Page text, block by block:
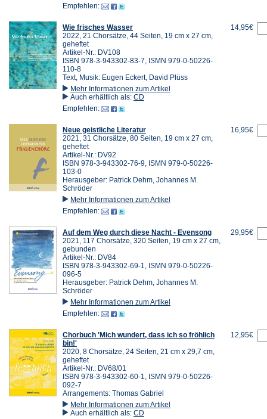
Empfehlen:
Wie frisches Wasser
2022, 21 Chorsätze, 44 Seiten, 19 cm x 27 cm,
geheftet
Artikel-Nr.: DV108
ISBN 978-3-943302-83-7, ISMN 979-0-50226-
110-8
Text, Musik: Eugen Eckert, David Plüss
Mehr Informationen zum Artikel
Auch erhältlich als: CD
Empfehlen:
14,95€
Neue geistliche Literatur
2021, 31 Chorsätze, 80 Seiten, 19 cm x 27 cm,
geheftet
Artikel-Nr.: DV92
ISBN 978-3-943302-76-9, ISMN 979-0-50226-
103-0
Herausgeber: Patrick Dehm, Johannes M.
Schröder
Mehr Informationen zum Artikel
Empfehlen:
16,95€
Auf dem Weg durch diese Nacht - Evensong
2021, 117 Chorsätze, 320 Seiten, 19 cm x 27 cm,
gebunden
Artikel-Nr.: DV84
ISBN 978-3-943302-69-1, ISMN 979-0-50226-
096-5
Herausgeber: Patrick Dehm, Johannes M.
Schröder
Mehr Informationen zum Artikel
Empfehlen:
29,95€
Chorbuch 'Mich wundert, dass ich so fröhlich
bin!'
2020, 8 Chorsätze, 24 Seiten, 21 cm x 29,7 cm,
geheftet
Artikel-Nr.: DV68/01
ISBN 978-3-943302-60-1, ISMN 979-0-50226-
092-7
Arrangements: Thomas Gabriel
Mehr Informationen zum Artikel
Auch erhältlich als: CD
12,95€